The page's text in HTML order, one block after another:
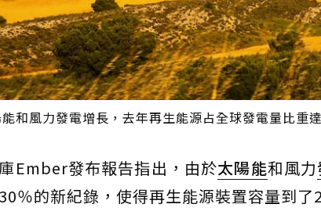
和風力發電增長，去年再生能源占全球發電量比
Ember發布報告指出，由於太陽能和風力
％的新紀錄，使得再生能源裝置容量到